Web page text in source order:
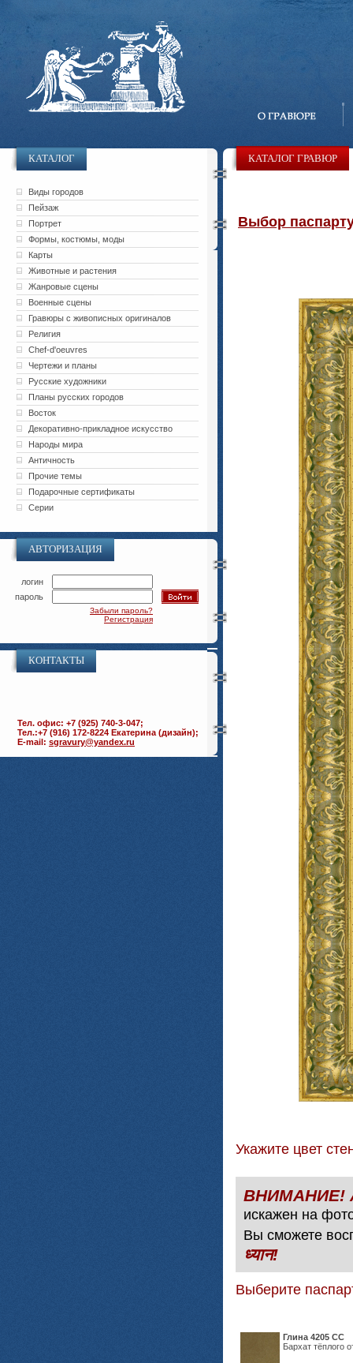
КАТАЛОГ
Виды городов
Пейзаж
Портрет
Формы, костюмы, моды
Карты
Животные и растения
Жанровые сцены
Военные сцены
Гравюры с живописных оригиналов
Религия
Chef-d'oeuvres
Чертежи и планы
Русские художники
Планы русских городов
Восток
Декоративно-прикладное искусство
Народы мира
Античность
Прочие темы
Подарочные сертификаты
Серии
АВТОРИЗАЦИЯ
логин
пароль
Забыли пароль?
Регистрация
КОНТАКТЫ
Тел. офис: +7 (925) 740-3-047;
Тел.:+7 (916) 172-8224 Екатерина (дизайн);
E-mail: sgravury@yandex.ru
КАТАЛОГ ГРАВЮР
Выбор
Укажите цвет
искажен на
Вы сможете
ध्यान!
Выберите
Глина 4205 СС
Бархат тёплого